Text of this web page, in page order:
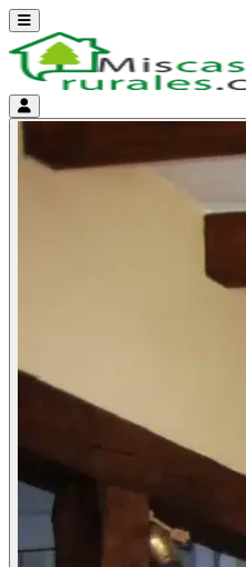
Abrir menú
Menú de cuenta